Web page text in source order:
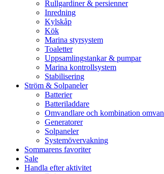
Rullgardiner & persienner
Inredning
Kylskåp
Kök
Marina styrsystem
Toaletter
Uppsamlingstankar & pumpar
Marina kontrollsystem
Stabilisering
Ström & Solpaneler
Batterier
Batteriladdare
Omvandlare och kombination
Generatorer
Solpaneler
Systemövervakning
Sommarens favoriter
Sale
Handla efter aktivitet